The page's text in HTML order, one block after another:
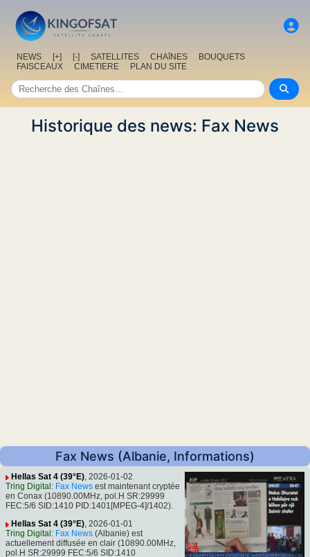
NEWS [+] [-] SATELLITES CHAîNES
BOUQUETS
FAISCEAUX
CIMETIERE PLAN DU SITE
Historique des news: Fax News
Fax News (Albanie, Informations)
Hellas Sat 4 (39°E), 2026-01-02
Tring Digital : Fax News est maintenant cryptée
en Conax (10890.00MHz, pol.H SR:29999
FEC:5/6 SID:1410 PID:1401[MPEG-4]/1402).
Hellas Sat 4 (39°E), 2026-01-01
Tring Digital : Fax News (Albanie) est
actuellement diffusée en clair (10890.00MHz,
pol.H SR:29999 FEC:5/6 SID:1410